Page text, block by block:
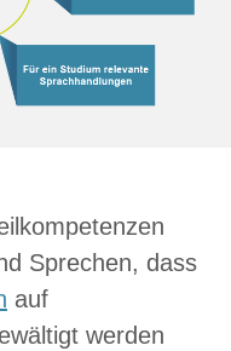
Sprechen, dass
auf
werden